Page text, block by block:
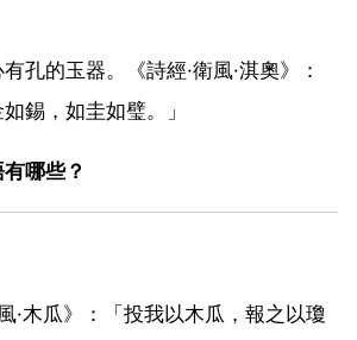
孔的玉器。《詩經·衛風·淇奧》：
錫，如圭如璧。」
哪些？
·木瓜》：「投我以木瓜，報之以瓊